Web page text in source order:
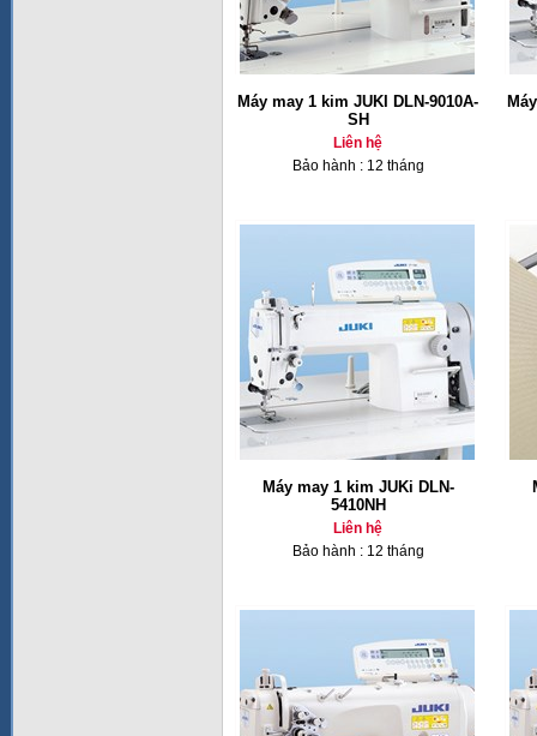
Máy may 1 kim JUKI DLN-9010A-
SH
Liên hệ
Bảo hành : 12 tháng
Máy may 1 kim JUKi DLN-
5410NH
Liên hệ
Bảo hành : 12 tháng